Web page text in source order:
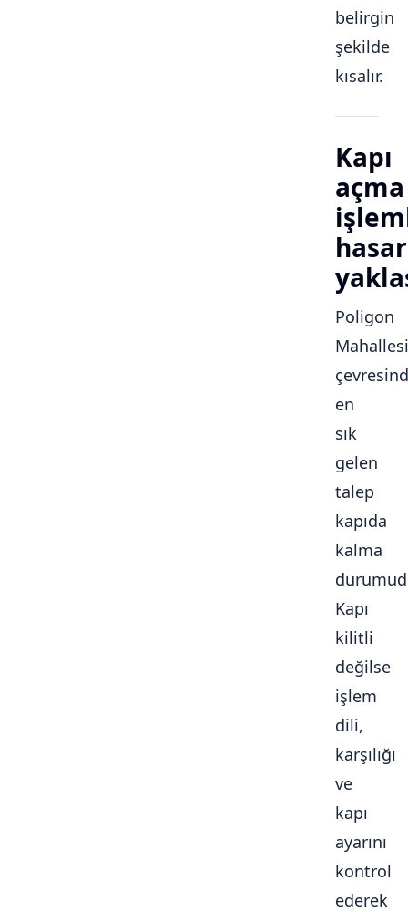
belirgin
şekilde
kısalır.
Kapı
açma
Poligon
Mahallesi
en
sık
gelen
talep
kapıda
kalma
Kapı
kilitli
değilse
işlem
dili,
karşılığı
ve
kapı
ayarını
kontrol
ederek